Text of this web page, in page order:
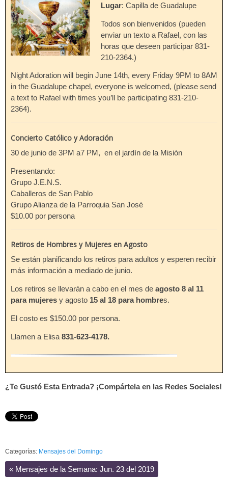
Lugar: Capilla de Guadalupe
Todos son bienvenidos (pueden
enviar un texto a Rafael, con las
horas que deseen participar 831-
210-2364.)
Night Adoration will begin June 14th, every Friday 9PM to 8AM
in the Guadalupe chapel, everyone is welcomed, (please send
a text to Rafael with times you’ll be participating 831-210-
2364).
Concierto Católico y Adoración
30 de junio de 3PM a7 PM, en el jardín de la Misión
Presentando:
Grupo J.E.N.S.
Caballeros de San Pablo
Grupo Alianza de la Parroquia San José
$10.00 por persona
Retiros de Hombres y Mujeres en Agosto
Se están planificando los retiros para adultos y esperen recibir
más información a mediado de junio.
Los retiros se llevarán a cabo en el mes de agosto 8 al 11
para mujeres y agosto 15 al 18 para hombres.
El costo es $150.00 por persona.
Llamen a Elisa 831-623-4178.
¿Te Gustó Esta Entrada? ¡Compártela en las Redes Sociales!
Categorías: Mensajes del Domingo
« Mensajes de la Semana: Jun. 23 del 2019